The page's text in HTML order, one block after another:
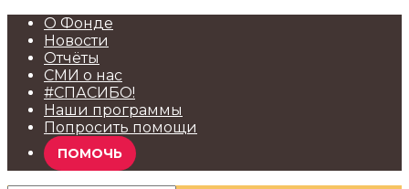
О Фонде
Новости
Отчёты
СМИ о нас
#СПАСИБО!
Наши программы
Попросить помощи
ПОМОЧЬ